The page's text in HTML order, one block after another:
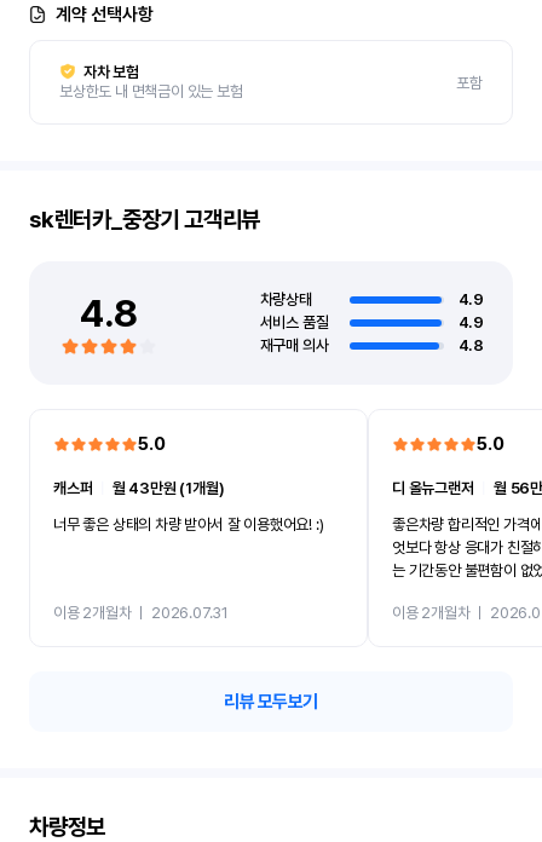
계약 선택사항
자차 보험
보상한도 내 면책금이 있는 보험
포함
sk렌터카_중장기 고객리뷰
4.8 차량상태
4.9
서비스 품질
4.9
재구매 의사
4.8
5.0
캐스퍼
월 43만원 (1개월)
너무 좋은 상태의 차량 받아서 잘 이용했어요! :)
이용 2개월차ㅣ 2026.07.31
5.0
디 올뉴그랜저 ㅣ월 56
좋은차량 합리적인 가격
엇보다 항상 응대가 친절
는 기간동안 불편함이 없
카 렌트 고민없이 강추합
이용 2개월차ㅣ
리뷰 모두보기
차량정보